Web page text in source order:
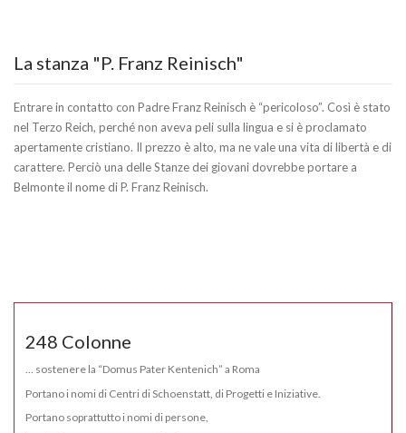
La stanza "P. Franz Reinisch"
Entrare in contatto con Padre Franz Reinisch è “pericoloso”. Così è stato
nel Terzo Reich, perché non aveva peli sulla lingua e si è proclamato
apertamente cristiano. Il prezzo è alto, ma ne vale una vita di libertà e di
carattere. Perciò una delle Stanze dei giovani dovrebbe portare a
Belmonte il nome di P. Franz Reinisch.
248 Colonne
… sostenere la “Domus Pater Kentenich” a Roma
Portano i nomi di Centri di Schoenstatt, di Progetti e Iniziative.
Portano soprattutto i nomi di persone,